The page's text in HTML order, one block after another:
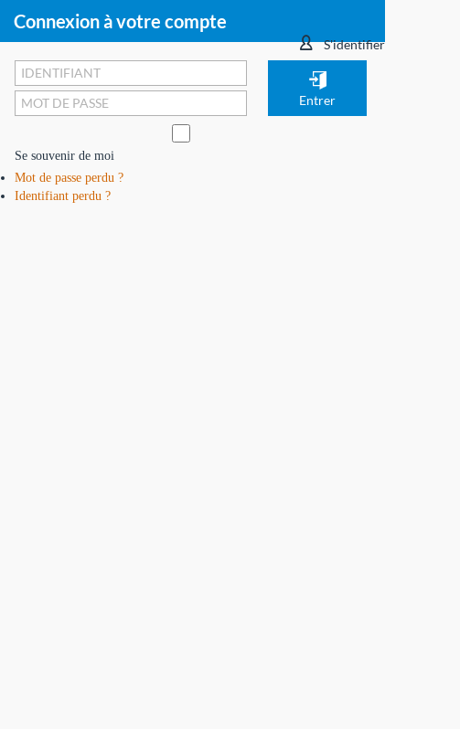
S'identifier
Connexion à votre compte
Se souvenir de moi
Mot de passe perdu ?
Identifiant perdu ?